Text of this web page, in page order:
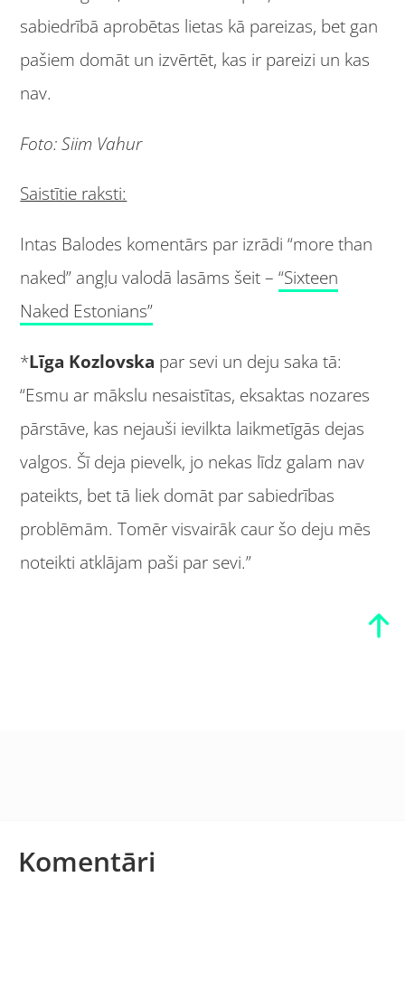
sabiedrībā aprobētas lietas kā pareizas, bet gan
pašiem domāt un izvērtēt, kas ir pareizi un kas
nav.
Foto: Siim Vahur
Saistītie raksti:
Intas Balodes komentārs par izrādi “more than
naked” angļu valodā lasāms šeit –“Sixteen
Naked Estonians”
*Līga Kozlovska par sevi un deju saka tā:
“Esmu ar mākslu nesaistītas, eksaktas nozares
pārstāve, kas nejauši ievilkta laikmetīgās dejas
valgos. Šī deja pievelk, jo nekas līdz galam nav
pateikts, bet tā liek domāt par sabiedrības
problēmām. Tomēr visvairāk caur šo deju mēs
noteikti atklājam paši par sevi.”
Komentāri